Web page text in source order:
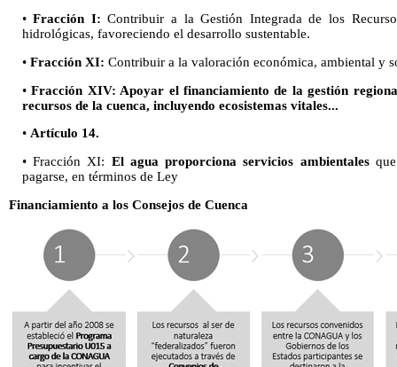
•Fracción I:Contribuir a la Gestión Integrada de los
hidrológicas, favoreciendo el desarrollo sustentable.
• Fracción XI: Contribuir a la valoración económica, ambiental y
•Fracción XIV: Apoyar el financiamiento de la gestión
recursos de la cuenca, incluyendo ecosistemas vitales...
• Artículo 14.
• Fracción XI: El agua proporciona servicios ambientales
pagarse, en términos de Ley
Financiamiento a los Consejos de Cuenca